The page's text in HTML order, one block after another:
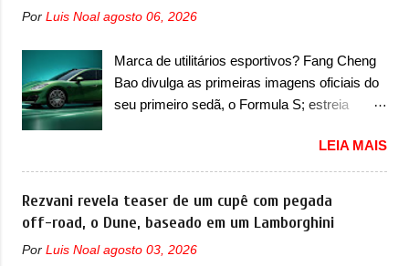
elétrico, controlador de motor, redutor,
LBMS, VCU, TMS, controle ativo de pré-
carga e gateway de domínio de energia. Há
mais quatro recursos de software como
de um ano. O modelo agora passará a ser
na traseira, que vão atualizá-los para a
identidade visual mais moderna da marca,
mas ainda sem motivos para que essa
não deve ter agradado em nada os primeiros
consumidores). Pelas imagens teaser, se
percebe que o sedã contará com um novo
para-choque na dianteira. Ele passa a trazer
um vinco horizontal mais destacado que
Por Luis Noal agosto 06, 2026
Marca de utilitários esportivos? Fang Cheng
Bao divulga as primeiras imagens oficiais do
seu primeiro sedã, o Formula S; estreia
como uma marca com utilitários esportivos, a
Fang Cheng Bao nasceu como uma empresa
voltada a desenvolver utilitários esportivos
com uma pegada mais off-road. E isso
funcionou muito bem com o lançamento dos
modelos Bao 5 e Bao 8, além do Tai 3 e Tai 7.
LEIA MAIS
Rezvani revela teaser de um cupê com pegada
off-road, o Dune, baseado em um Lamborghini
Por Luis Noal agosto 03, 2026